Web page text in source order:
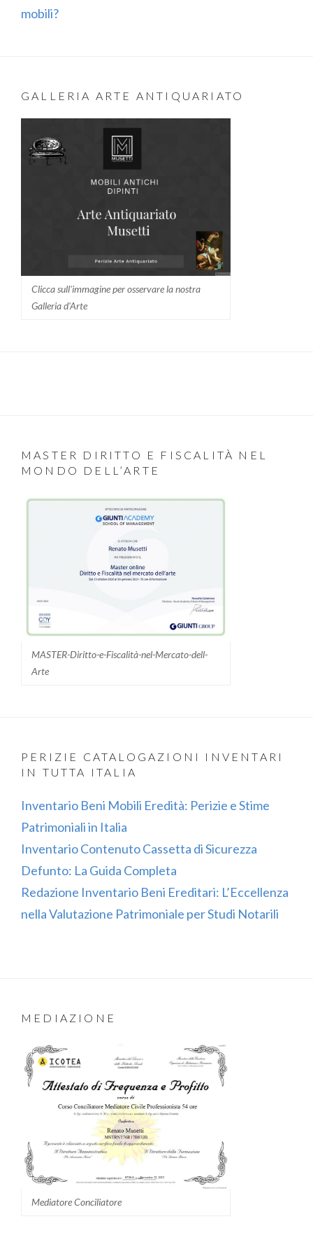
mobili?
GALLERIA ARTE ANTIQUARIATO
Clicca sull'immagine per osservare la nostra
Galleria d'Arte
MASTER DIRITTO E FISCALITÀ NEL
MONDO DELL’ARTE
MASTER-Diritto-e-Fiscalità-nel-Mercato-dell-
Arte
PERIZIE CATALOGAZIONI INVENTARI
IN TUTTA ITALIA
Inventario Beni Mobili Eredità: Perizie e Stime
Patrimoniali in Italia
Inventario Contenuto Cassetta di Sicurezza
Defunto: La Guida Completa
Redazione Inventario Beni Ereditari: L’Eccellenza
nella Valutazione Patrimoniale per Studi Notarili
MEDIAZIONE
Mediatore Conciliatore